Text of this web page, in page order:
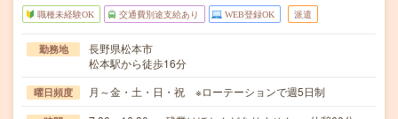
職種未経験OK 交通費別途支給あり WEB登録OK 派遣
勤務地
長野県松本市
松本駅から徒歩16分
曜日頻度 月～金・土・日・祝 ※ローテーションで週5日制